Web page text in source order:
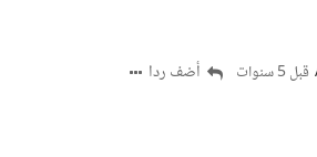
قبل 5 سنوات أضف ردا